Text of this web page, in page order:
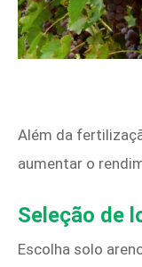
Além da
aumentar o
Seleção de
Escolha solo